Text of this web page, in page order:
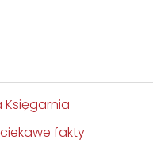
Księgarnia
fakty